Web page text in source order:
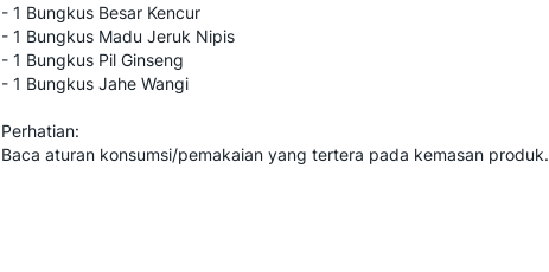
- 1 Bungkus Besar Kencur
- 1 Bungkus Madu Jeruk Nipis
- 1 Bungkus Pil Ginseng
- 1 Bungkus Jahe Wangi
Perhatian:
Baca aturan konsumsi/pemakaian yang tertera pada kemasan produk.